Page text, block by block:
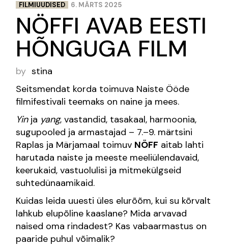
FILMIUUDISED 6. MÄRTS 2025
NÖFFI AVAB EESTI
HÕNGUGA FILM
by stina
Seitsmendat korda toimuva Naiste Ööde
filmifestivali teemaks on naine ja mees.
Yinja yang, vastandid, tasakaal, harmoonia,
sugupooled ja armastajad – 7.–9. märtsini
Raplas ja Märjamaal toimuv NÖFF aitab lahti
harutada naiste ja meeste meeliülendavaid,
keerukaid, vastuolulisi ja mitmekülgseid
suhtedünaamikaid.
Kuidas leida uuesti üles elurõõm, kui su kõrvalt
lahkub elupõline kaaslane? Mida arvavad
naised oma rindadest? Kas vabaarmastus on
paaride puhul võimalik?